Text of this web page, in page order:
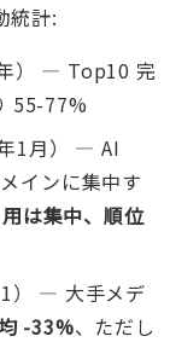
統計:
年） — Top10 完
55-77%
1月） — AI
インに集中す
は集中、順位
） — 大手メデ
-33%、ただし